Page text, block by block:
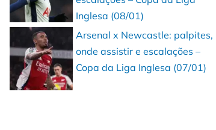
Inglesa (08/01)
Arsenal x Newcastle: palpites,
onde assistir e escalações –
Copa da Liga Inglesa (07/01)